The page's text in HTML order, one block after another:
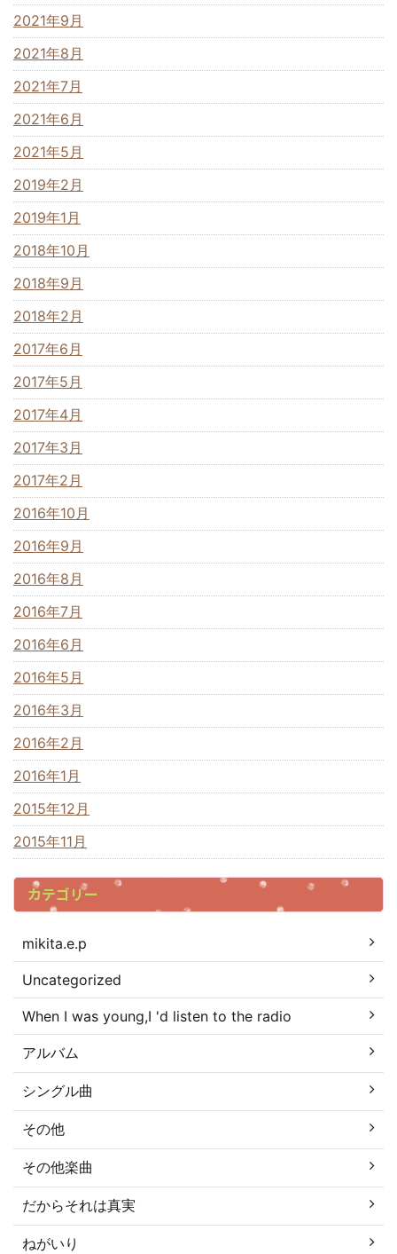
2021年9月
2021年8月
2021年7月
2021年6月
2021年5月
2019年2月
2019年1月
2018年10月
2018年9月
2018年2月
2017年6月
2017年5月
2017年4月
2017年3月
2017年2月
2016年10月
2016年9月
2016年8月
2016年7月
2016年6月
2016年5月
2016年3月
2016年2月
2016年1月
2015年12月
2015年11月
カテゴリー
mikita.e.p
Uncategorized
When I was young,I 'd listen to the radio
アルバム
シングル曲
その他
その他楽曲
だからそれは真実
ねがいり